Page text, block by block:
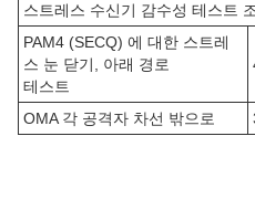
스트레스 수신기 감수성 테스트
PAM4 (SECQ) 에 대한 스트레
스 눈 닫기, 아래 경로
테스트
OMA 각 공격자 차선 밖으로